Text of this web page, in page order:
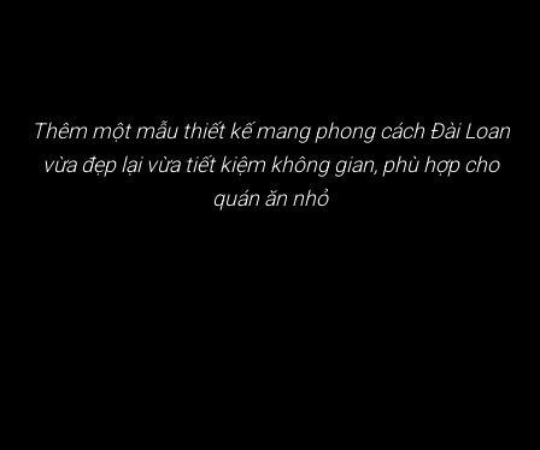
Thêm một mẫu thiết kế mang phong cách Đài Loan
vừa đẹp lại vừa tiết kiệm không gian, phù hợp cho
quán ăn nhỏ